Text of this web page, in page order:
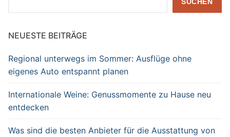
SUCHEN
NEUESTE BEITRÄGE
Regional unterwegs im Sommer: Ausflüge ohne
eigenes Auto entspannt planen
Internationale Weine: Genussmomente zu Hause neu
entdecken
Was sind die besten Anbieter für die Ausstattung von